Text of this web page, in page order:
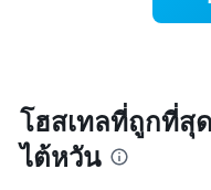
หมวด
หมู่
โรงแรม
วัน
ที่
เข้า
โฮสเทลที่ถูกที่สุ
ไต้หวัน